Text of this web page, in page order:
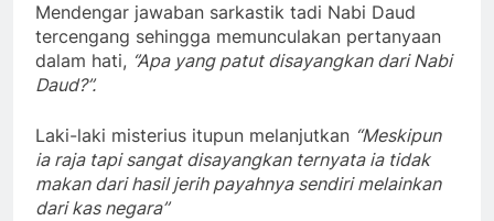
Mendengar jawaban sarkastik tadi Nabi Daud
tercengang sehingga memunculakan pertanyaan
dalam hati, ‘’Apa yang patut disayangkan dari Nabi
Daud?’’.
Laki-laki misterius itupun melanjutkan “Meskipun
ia raja tapi sangat disayangkan ternyata ia tidak
makan dari hasil jerih payahnya sendiri melainkan
dari kas negara’’